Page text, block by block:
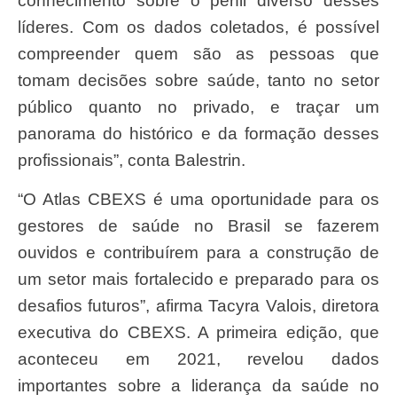
líderes. Com os dados coletados, é possível
compreender quem são as pessoas que
tomam decisões sobre saúde, tanto no setor
público quanto no privado, e traçar um
panorama do histórico e da formação desses
profissionais”, conta Balestrin.
“O Atlas CBEXS é uma oportunidade para os
gestores de saúde no Brasil se fazerem
ouvidos e contribuírem para a construção de
um setor mais fortalecido e preparado para os
desafios futuros”, afirma Tacyra Valois, diretora
executiva do CBEXS. A primeira edição, que
aconteceu em 2021, revelou dados
importantes sobre a liderança da saúde no